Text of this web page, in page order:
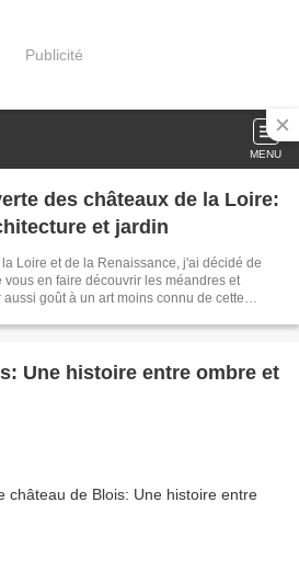
Publicité
MENU
des châteaux de la Loire:
et jardin
Loire et de la Renaissance, j'ai décidé de
en faire découvrir les méandres et
goût à un art moins connu de cette
Une histoire entre ombre et